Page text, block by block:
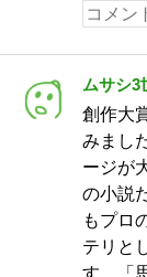
ムサシ3
創作大
みまし
ージが
の小説
もプロ
テリと
す。「